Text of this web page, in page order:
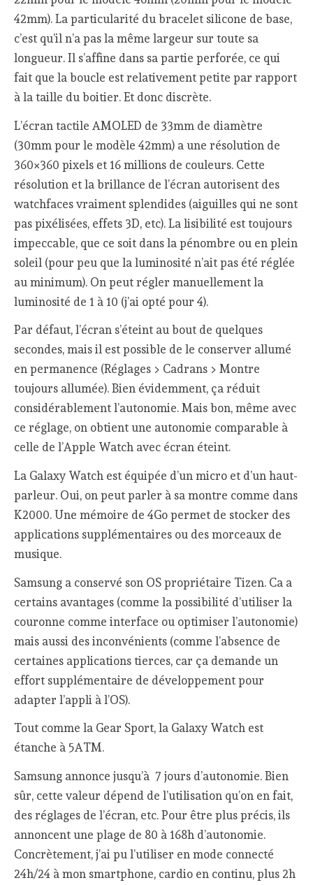
42mm). La particularité du bracelet silicone de base,
c’est qu’il n’a pas la même largeur sur toute sa
longueur. Il s’affine dans sa partie perforée, ce qui
fait que la boucle est relativement petite par rapport
à la taille du boitier. Et donc discrète.
L’écran tactile AMOLED de 33mm de diamètre
(30mm pour le modèle 42mm) a une résolution de
360×360 pixels et 16 millions de couleurs. Cette
résolution et la brillance de l’écran autorisent des
watchfaces vraiment splendides (aiguilles qui ne sont
pas pixélisées, effets 3D, etc). La lisibilité est toujours
impeccable, que ce soit dans la pénombre ou en plein
soleil (pour peu que la luminosité n’ait pas été réglée
au minimum). On peut régler manuellement la
luminosité de 1 à 10 (j’ai opté pour 4).
Par défaut, l’écran s’éteint au bout de quelques
secondes, mais il est possible de le conserver allumé
en permanence (Réglages > Cadrans > Montre
toujours allumée). Bien évidemment, ça réduit
considérablement l’autonomie. Mais bon, même avec
ce réglage, on obtient une autonomie comparable à
celle de l’Apple Watch avec écran éteint.
La Galaxy Watch est équipée d’un micro et d’un haut-
parleur. Oui, on peut parler à sa montre comme dans
K2000. Une mémoire de 4Go permet de stocker des
applications supplémentaires ou des morceaux de
musique.
Samsung a conservé son OS propriétaire Tizen. Ca a
certains avantages (comme la possibilité d’utiliser la
couronne comme interface ou optimiser l’autonomie)
mais aussi des inconvénients (comme l’absence de
certaines applications tierces, car ça demande un
effort supplémentaire de développement pour
adapter l’appli à l’OS).
Tout comme la Gear Sport, la Galaxy Watch est
étanche à 5ATM.
Samsung annonce jusqu’à 7 jours d’autonomie. Bien
sûr, cette valeur dépend de l’utilisation qu’on en fait,
des réglages de l’écran, etc. Pour être plus précis, ils
annoncent une plage de 80 à 168h d’autonomie.
Concrètement, j’ai pu l’utiliser en mode connecté
24h/24 à mon smartphone, cardio en continu, plus 2h